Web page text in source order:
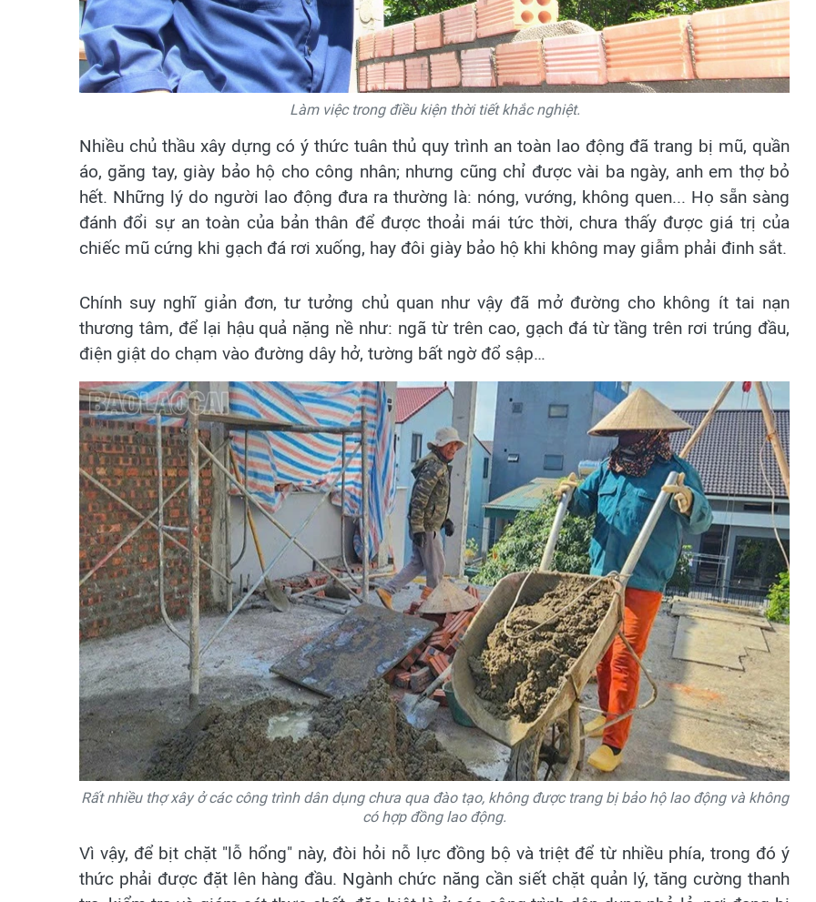
Làm việc trong điều kiện thời tiết khắc nghiệt.
Nhiều chủ thầu xây dựng có ý thức tuân thủ quy trình an toàn lao động đã trang bị mũ, quần
áo, găng tay, giày bảo hộ cho công nhân; nhưng cũng chỉ được vài ba ngày, anh em thợ bỏ
hết. Những lý do người lao động đưa ra thường là: nóng, vướng, không quen... Họ sẵn sàng
đánh đổi sự an toàn của bản thân để được thoải mái tức thời, chưa thấy được giá trị của
chiếc mũ cứng khi gạch đá rơi xuống, hay đôi giày bảo hộ khi không may giẫm phải đinh sắt.
Chính suy nghĩ giản đơn, tư tưởng chủ quan như vậy đã mở đường cho không ít tai nạn
thương tâm, để lại hậu quả nặng nề như: ngã từ trên cao, gạch đá từ tầng trên rơi trúng đầu,
điện giật do chạm vào đường dây hở, tường bất ngờ đổ sập…
Rất nhiều thợ xây ở các công trình dân dụng chưa qua đào tạo, không được trang bị bảo hộ lao động và không
có hợp đồng lao động.
Vì vậy, để bịt chặt "lỗ hổng" này, đòi hỏi nỗ lực đồng bộ và triệt để từ nhiều phía, trong đó ý
thức phải được đặt lên hàng đầu. Ngành chức năng cần siết chặt quản lý, tăng cường thanh